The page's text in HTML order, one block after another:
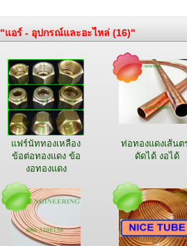
"แอร์ - อุปกรณ์และอะไหล่ (16)"
แฟร์นัททองเหลือง
ข้อต่อทองแดง ข้อ
งอทองแดง
ท่อทองแดงเส้นต
ดัดได้ งอได้